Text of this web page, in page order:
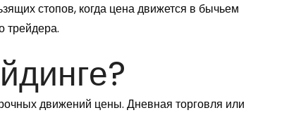
стопов, когда цена движется в бычьем
трейдера.
движений цены. Дневная торговля или